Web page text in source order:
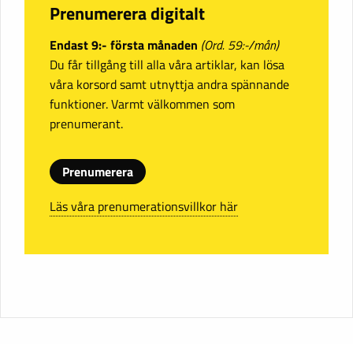
Prenumerera digitalt
Endast 9:- första månaden (Ord. 59:-/mån)
Du får tillgång till alla våra artiklar, kan lösa
våra korsord samt utnyttja andra spännande
funktioner. Varmt välkommen som
prenumerant.
Prenumerera
Läs våra prenumerationsvillkor här